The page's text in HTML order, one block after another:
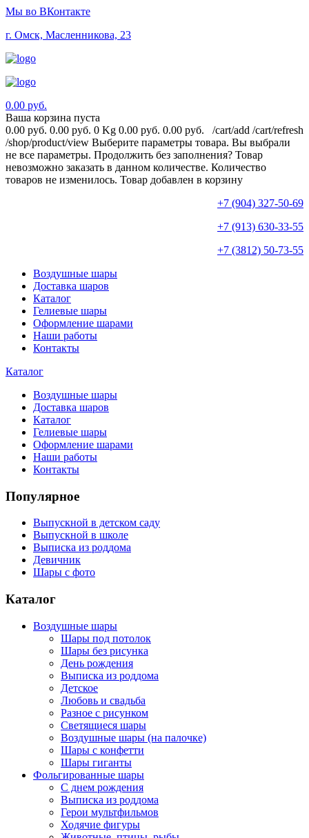
Мы во ВКонтакте
г. Омск, Масленникова, 23
0.00 руб.
Ваша корзина пуста
0.00 руб. 0.00 руб. 0 Kg 0.00 руб. 0.00 руб. /cart/add /cart/refresh
/shop/product/view Выберите параметры товара. Вы выбрали
не все параметры. Продолжить без заполнения? Товар
невозможно заказать в данном количестве. Количество
товаров не изменилось. Товар добавлен в корзину
+7 (904) 327-50-69
+7 (913) 630-33-55
+7 (3812) 50-73-55
Воздушные шары
Доставка шаров
Каталог
Гелиевые шары
Оформление шарами
Наши работы
Контакты
Каталог
Воздушные шары
Доставка шаров
Каталог
Гелиевые шары
Оформление шарами
Наши работы
Контакты
Популярное
Выпускной в детском саду
Выпускной в школе
Выписка из роддома
Девичник
Шары с фото
Каталог
Воздушные шары
Шары под потолок
Шары без рисунка
День рождения
Выписка из роддома
Детское
Любовь и свадьба
Разное с рисунком
Светящиеся шары
Воздушные шары (на палочке)
Шары с конфетти
Шары гиганты
Фольгированные шары
С днем рождения
Выписка из роддома
Герои мультфильмов
Ходячие фигуры